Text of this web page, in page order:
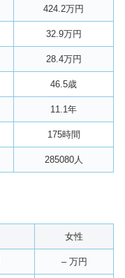
424.2万円
32.9万円
28.4万円
46.5歳
11.1年
175時間
285080人
女性
– 万円